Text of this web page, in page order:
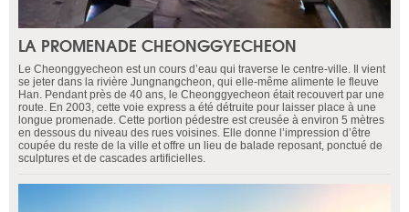
LA PROMENADE CHEONGGYECHEON
Le Cheonggyecheon est un cours d’eau qui traverse le centre-ville. Il vient
se jeter dans la rivière Jungnangcheon, qui elle-même alimente le fleuve
Han. Pendant près de 40 ans, le Cheonggyecheon était recouvert par une
route. En 2003, cette voie express a été détruite pour laisser place à une
longue promenade. Cette portion pédestre est creusée à environ 5 mètres
en dessous du niveau des rues voisines. Elle donne l’impression d’être
coupée du reste de la ville et offre un lieu de balade reposant, ponctué de
sculptures et de cascades artificielles.